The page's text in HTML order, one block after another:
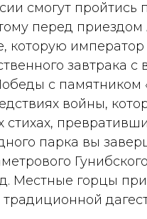
смогут
перед
которую
завтрака
с
войны,
стихах,
парка вы
Местные горцы